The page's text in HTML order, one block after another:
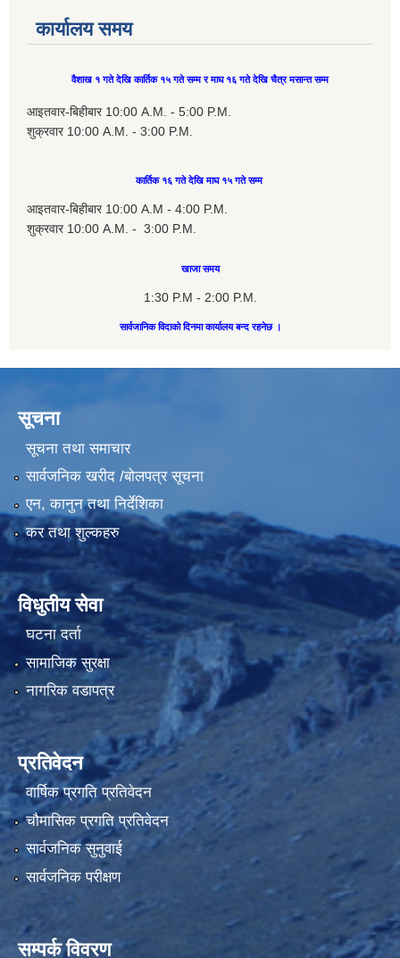
कार्यालय समय
वैशाख १ गते देखि कार्तिक १५ गते सम्म र माघ १६ गते देखि चैत्र मसान्त सम्म
आइतवार-बिहीबार 10:00 A.M. - 5:00 P.M.
शुक्रवार 10:00 A.M. - 3:00 P.M.
कार्तिक १६ गते देखि माघ १५ गते सम्म
आइतवार-बिहीबार 10:00 A.M - 4:00 P.M.
शुक्रवार 10:00 A.M. - 3:00 P.M.
खाजा समय
1:30 P.M - 2:00 P.M.
सार्वजानिक विदाको दिनमा कार्यालय बन्द रहनेछ ।
सूचना
सूचना तथा समाचार
सार्वजनिक खरीद /बोलपत्र सूचना
एन, कानुन तथा निर्देशिका
कर तथा शुल्कहरु
विधुतीय सेवा
घटना दर्ता
सामाजिक सुरक्षा
नागरिक वडापत्र
प्रतिवेदन
वार्षिक प्रगति प्रतिवेदन
चौमासिक प्रगति प्रतिवेदन
सार्वजनिक सुनुवाई
सार्वजनिक परीक्षण
सम्पर्क विवरण